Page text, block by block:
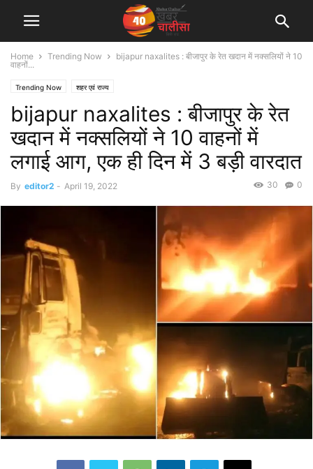
Home Trending Now
bijapur naxalites : बीजापुर के रेत खदान में नक्‍सलियों ने 10
वाहनों...
Trending Now शहर एवं राज्य
bijapur naxalites : बीजापुर के रेत
खदान में नक्‍सलियों ने 10 वाहनों में
लगाई आग, एक ही दिन में 3 बड़ी वारदात
By editor2 - April 19, 2022 0
30